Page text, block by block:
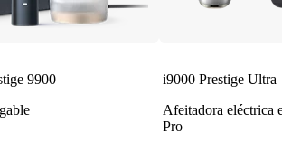
9900
i9000 Prestige Ultra
Afeitadora eléctrica
Pro